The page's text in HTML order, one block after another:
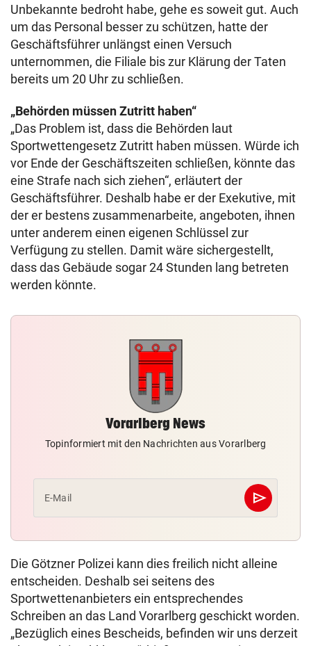
Unbekannte bedroht habe, gehe es soweit gut. Auch
um das Personal besser zu schützen, hatte der
Geschäftsführer unlängst einen Versuch
unternommen, die Filiale bis zur Klärung der Taten
bereits um 20 Uhr zu schließen.
„Behörden müssen Zutritt haben“
„Das Problem ist, dass die Behörden laut
Sportwettengesetz Zutritt haben müssen. Würde ich
vor Ende der Geschäftszeiten schließen, könnte das
eine Strafe nach sich ziehen“, erläutert der
Geschäftsführer. Deshalb habe er der Exekutive, mit
der er bestens zusammenarbeite, angeboten, ihnen
unter anderem einen eigenen Schlüssel zur
Verfügung zu stellen. Damit wäre sichergestellt,
dass das Gebäude sogar 24 Stunden lang betreten
werden könnte.
Vorarlberg News
Topinformiert mit den Nachrichten aus Vorarlberg
E-Mail send
Abschicken
Die Götzner Polizei kann dies freilich nicht alleine
entscheiden. Deshalb sei seitens des
Sportwettenanbieters ein entsprechendes
Schreiben an das Land Vorarlberg geschickt worden.
„Bezüglich eines Bescheids, befinden wir uns derzeit